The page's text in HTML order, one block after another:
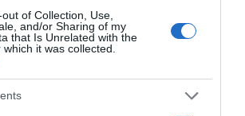
of Collection, Use,
and/or Sharing of my
that Is Unrelated with the
it was collected.
torsadés et petits toasts
8 Personnes Temps de Préparation 10
(Pas…